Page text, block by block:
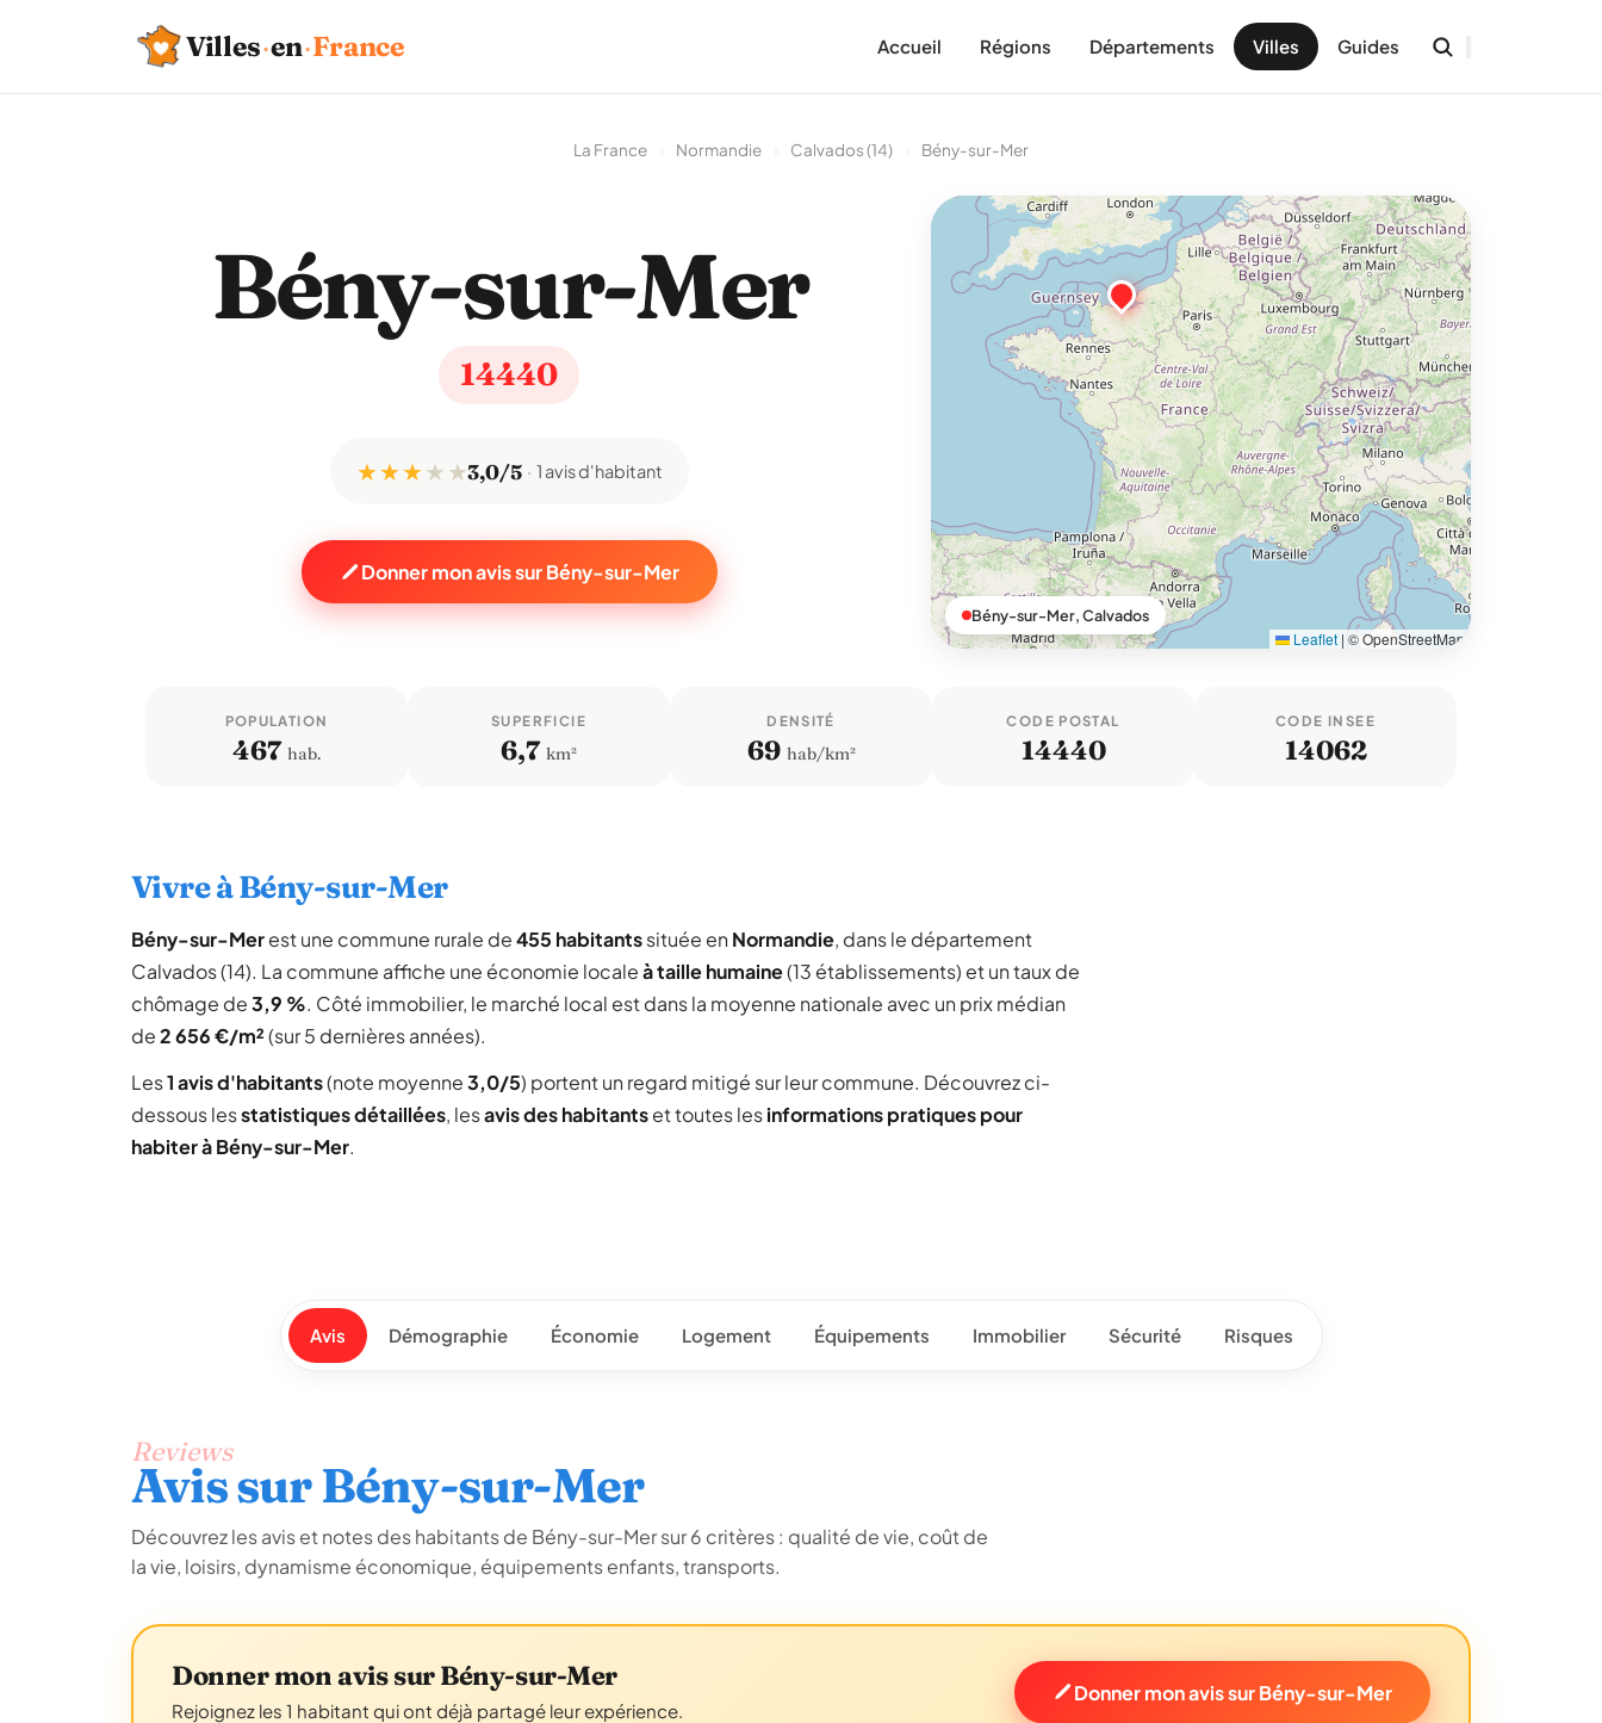
Villes·en·France Accueil Régions Départements Villes Guides
La France Normandie Calvados (14) Bény-sur-Mer
Bény-sur-Mer
14440
★ ★ ★★ ★3,0/5 1 avis d'habitant
Donner mon avis sur Bény-sur-Mer
Leaflet | © OpenStreetMap
Bény-sur-Mer, Calvados
POPULATION
467 hab.
SUPERFICIE
6,7 km²
DENSITÉ
69 hab/km²
CODE POSTAL
14440
CODE INSEE
14062
Vivre à Bény-sur-Mer
Bény-sur-Merest une commune rurale de455 habitantssituée en Normandie, dans le département
Calvados (14). La commune affiche une économie localeà taille humaine(13 établissements) et un taux de
chômage de3,9 %. Côté immobilier, le marché local est dans la moyenne nationale avec un prix médian
de2 656 €/m²(sur 5 dernières années).
Les1 avis d'habitants(note moyenne3,0/5) portent un regard mitigé sur leur commune. Découvrez ci-
dessous lesstatistiques détaillées, lesavis des habitantset toutes lesinformations pratiques pour
habiter à Bény-sur-Mer.
Avis Démographie Économie Logement Équipements Immobilier Sécurité Risques
Reviews
Avis sur Bény-sur-Mer
Découvrez les avis et notes des habitants de Bény-sur-Mer sur 6 critères : qualité de vie, coût de
la vie, loisirs, dynamisme économique, équipements enfants, transports.
Donner mon avis sur Bény-sur-Mer
Rejoignez les 1 habitant qui ont déjà partagé leur expérience.
Donner mon avis sur Bény-sur-Mer